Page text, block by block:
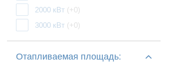
2000 кВт (+0)
3000 кВт (+0)
Отапливаемая площадь: